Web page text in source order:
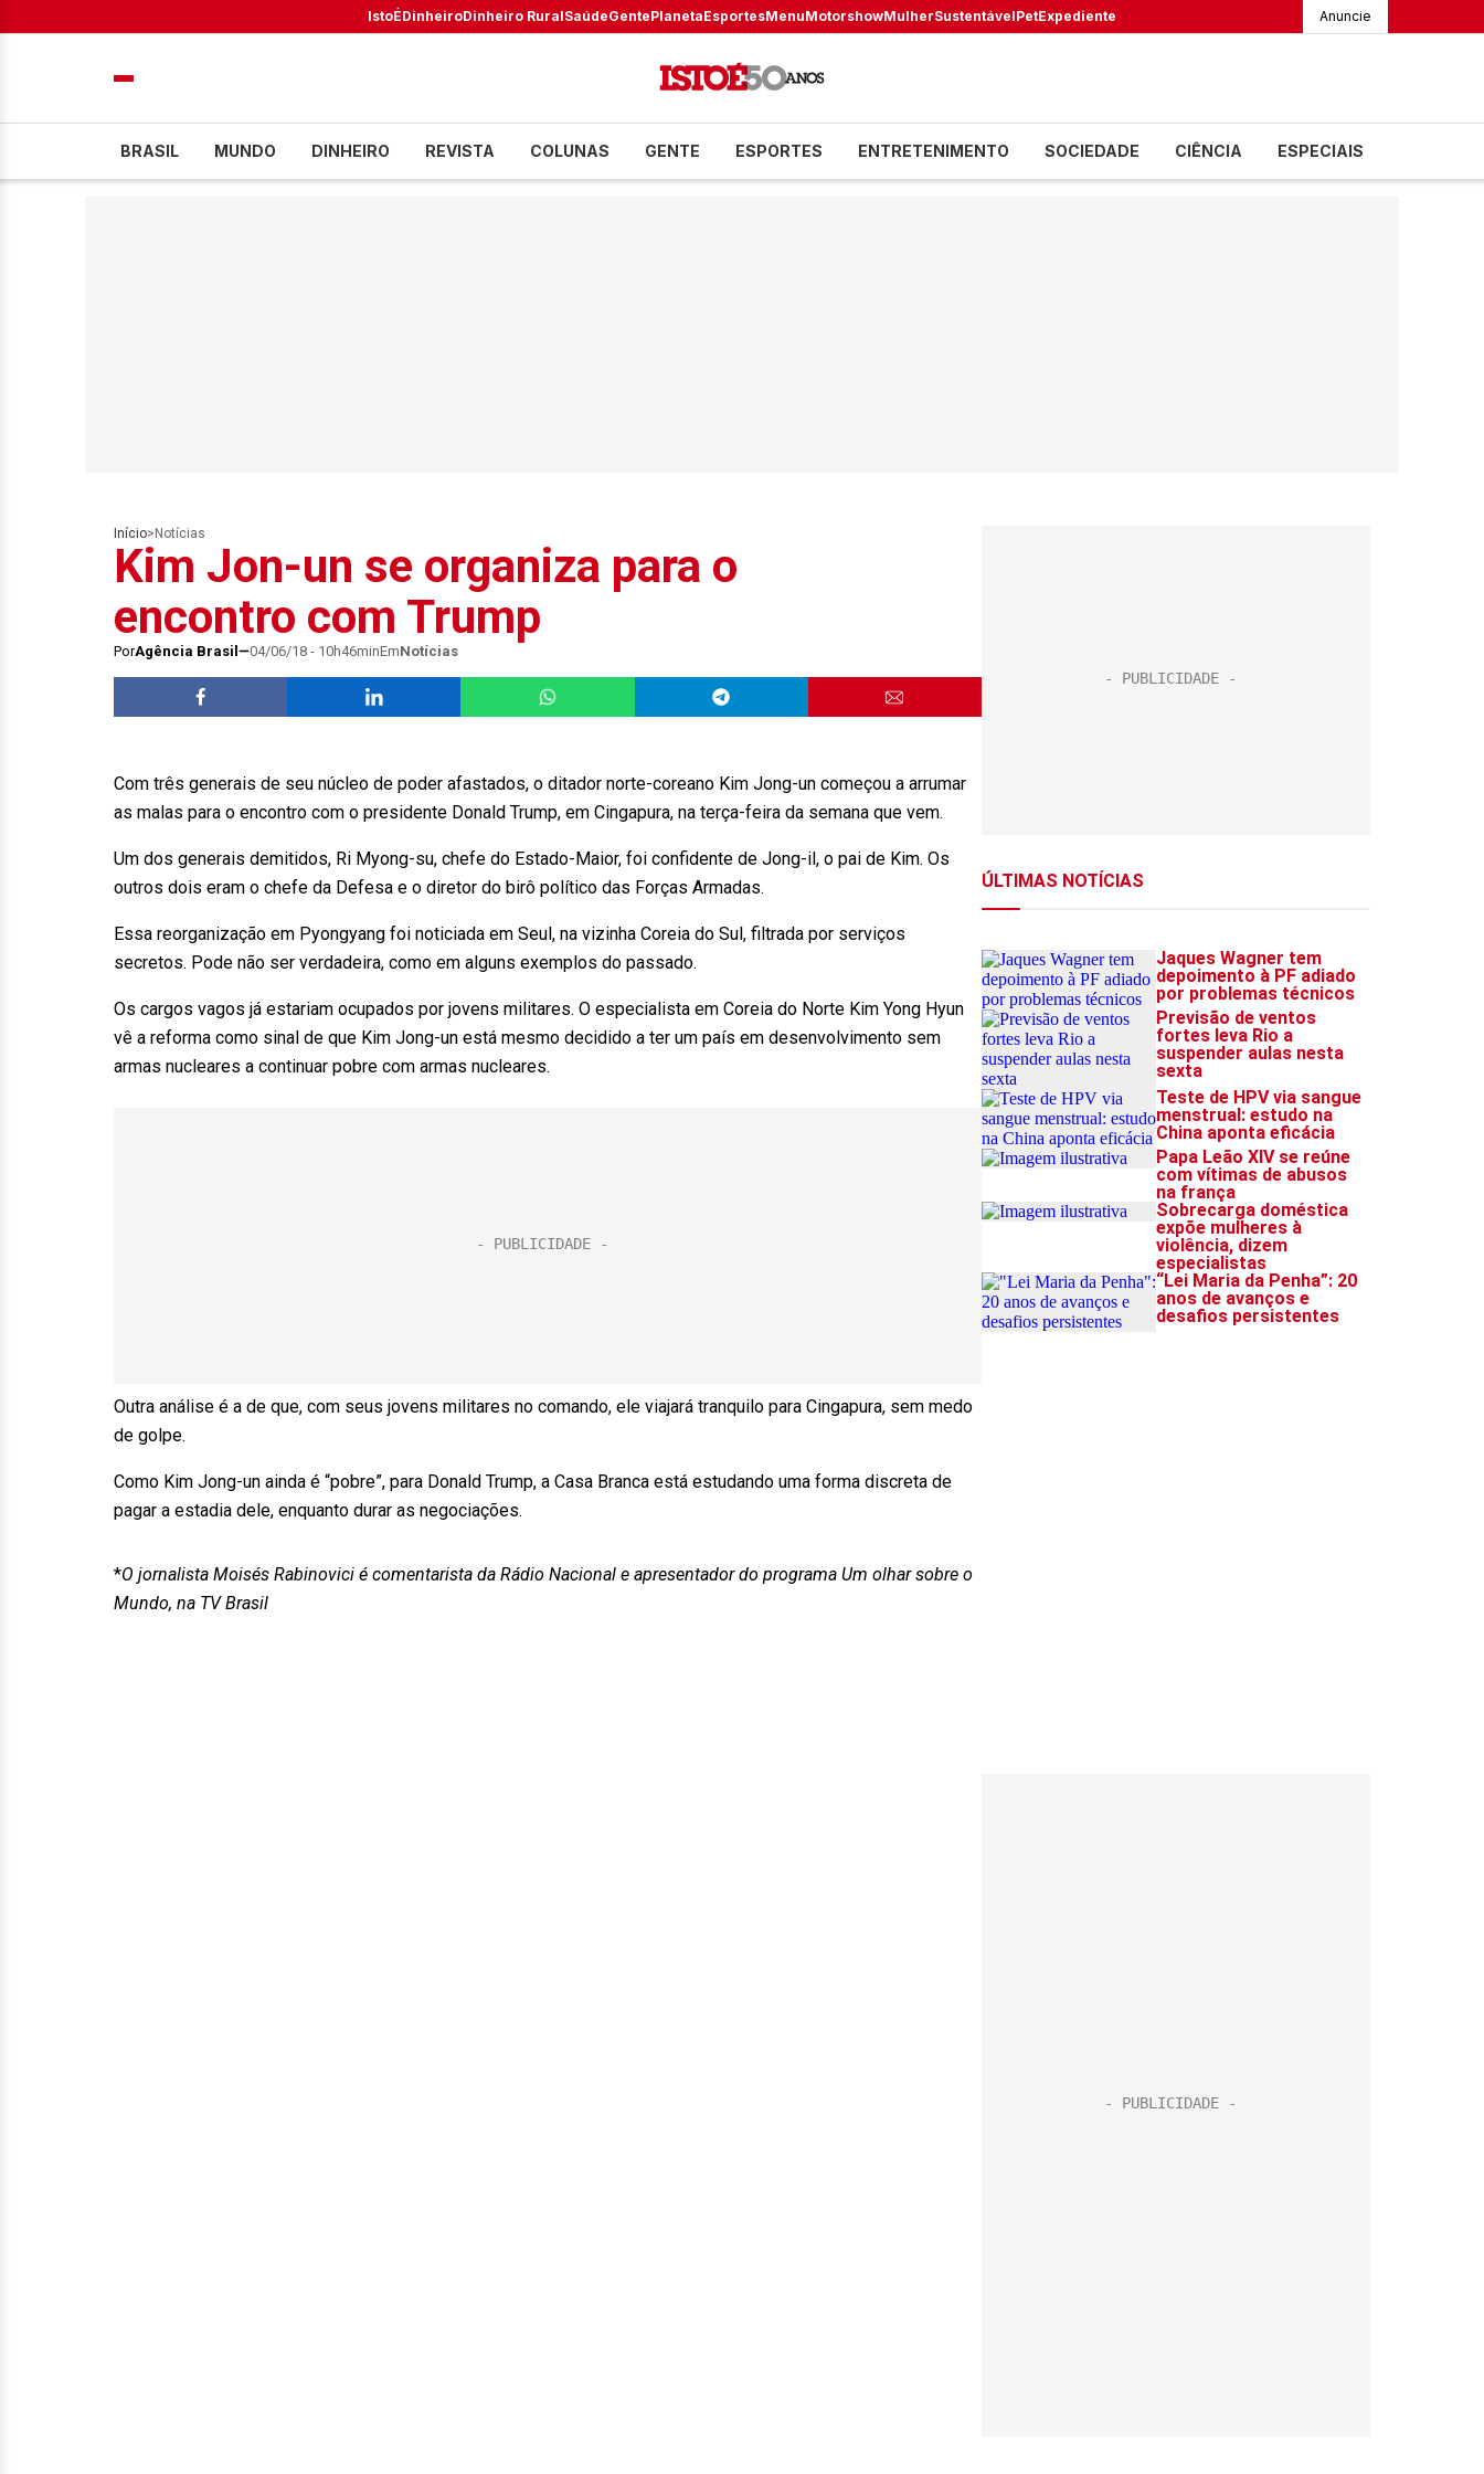
IstoÉDinheiroDinheiro RuralSaúdeGentePlanetaEsportesMenuMotorshowMulherSustentávelPetExpediente Anuncie
BRASIL MUNDO DINHEIRO REVISTA COLUNAS GENTE ESPORTES ENTRETENIMENTO SOCIEDADE CIÊNCIA ESPECIAIS
Início> Notícias
Kim Jon-un se organiza para o
encontro com Trump
PorAgência Brasil 04/06/18 - 10h46minEmNotícias
Com três generais de seu núcleo de poder afastados, o ditador norte-coreano Kim Jong-un começou a arrumar
as malas para o encontro com o presidente Donald Trump, em Cingapura, na terça-feira da semana que vem.
Um dos generais demitidos, Ri Myong-su, chefe do Estado-Maior, foi confidente de Jong-il, o pai de Kim. Os
outros dois eram o chefe da Defesa e o diretor do birô político das Forças Armadas.
Essa reorganização em Pyongyang foi noticiada em Seul, na vizinha Coreia do Sul, filtrada por serviços
secretos. Pode não ser verdadeira, como em alguns exemplos do passado.
Os cargos vagos já estariam ocupados por jovens militares. O especialista em Coreia do Norte Kim Yong Hyun
vê a reforma como sinal de que Kim Jong-un está mesmo decidido a ter um país em desenvolvimento sem
armas nucleares a continuar pobre com armas nucleares.
Outra análise é a de que, com seus jovens militares no comando, ele viajará tranquilo para Cingapura, sem medo
de golpe.
Como Kim Jong-un ainda é “pobre”, para Donald Trump, a Casa Branca está estudando uma forma discreta de
pagar a estadia dele, enquanto durar as negociações.
*O jornalista Moisés Rabinovici é comentarista da Rádio Nacional e apresentador do programa Um olhar sobre o
Mundo, na TV Brasil